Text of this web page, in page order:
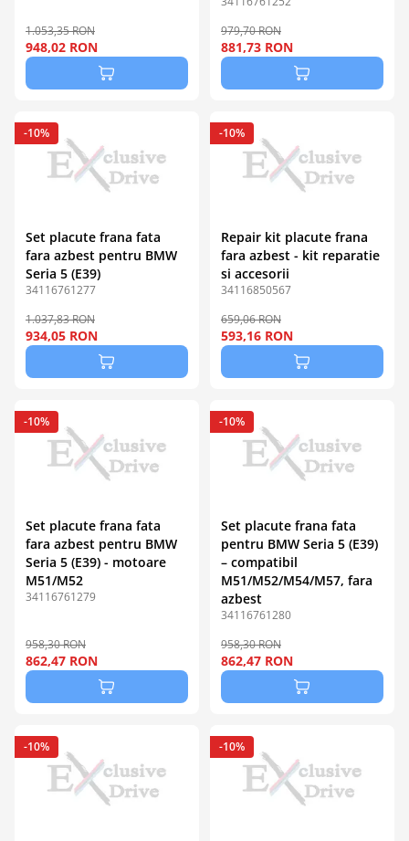
1.053,35 RON
948,02 RON
979,70 RON
881,73 RON
Set placute frana fata
fara azbest pentru BMW
Seria 5 (E39)
34116761277
1.037,83 RON
934,05 RON
-10%
Repair kit placute frana
fara azbest - kit reparatie
si accesorii
34116850567
659,06 RON
593,16 RON
-10%
Set placute frana fata
fara azbest pentru BMW
Seria 5 (E39) - motoare
M51/M52
34116761279
958,30 RON
862,47 RON
-10%
Set placute frana fata
pentru BMW Seria 5 (E39)
– compatibil
M51/M52/M54/M57, fara
azbest
34116761280
958,30 RON
862,47 RON
-10%
-10% -10%